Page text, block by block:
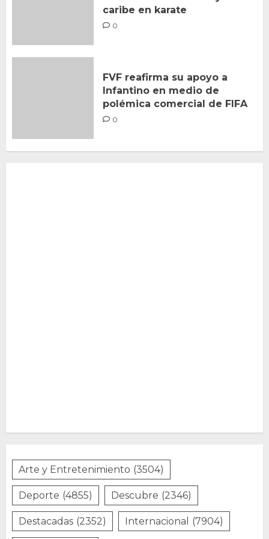
caribe en karate
0
FVF reafirma su apoyo a
Infantino en medio de
polémica comercial de FIFA
0
Arte y Entretenimiento (3504)
Deporte (4855) Descubre (2346)
Destacadas (2352) Internacional (7904)